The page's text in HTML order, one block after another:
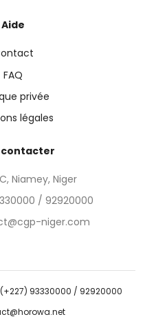
Aide
FAQ
privée
légales
contacter
Niamey, Niger
/ 92920000
niger.com
93330000 / 92920000